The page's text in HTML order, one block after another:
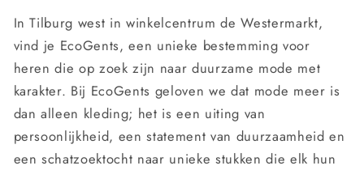
In Tilburg west in winkelcentrum de Westermarkt,
vind je EcoGents, een unieke bestemming voor
heren die op zoek zijn naar duurzame mode met
karakter. Bij EcoGents geloven we dat mode meer is
dan alleen kleding; het is een uiting van
persoonlijkheid, een statement van duurzaamheid en
een schatzoektocht naar unieke stukken die elk hun